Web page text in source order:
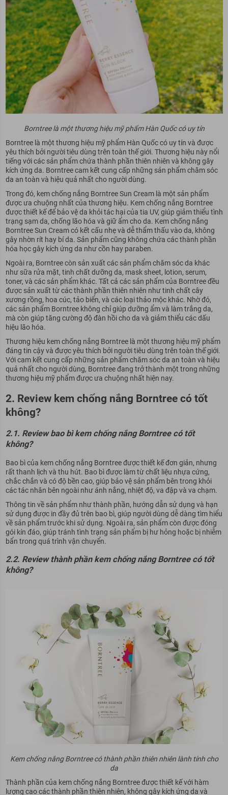
Borntree là một thương hiệu mỹ phẩm Hàn Quốc có uy tín
Borntree là một thương hiệu mỹ phẩm Hàn Quốc có uy tín và được
yêu thích bởi người tiêu dùng trên toàn thế giới. Thương hiệu này nổi
tiếng với các sản phẩm chứa thành phần thiên nhiên và không gây
kích ứng da. Borntree cam kết cung cấp những sản phẩm chăm sóc
da an toàn và hiệu quả nhất cho người dùng.
Trong đó, kem chống nắng Borntree Sun Cream là một sản phẩm
được ưa chuộng nhất của thương hiệu. Kem chống nắng Borntree
được thiết kế để bảo vệ da khỏi tác hại của tia UV, giúp giảm thiểu tình
trạng sạm da, chống lão hóa và giữ ẩm cho da. Kem chống nắng
Borntree Sun Cream có kết cấu nhẹ và dễ thẩm thấu vào da, không
gây nhờn rít hay bí da. Sản phẩm cũng không chứa các thành phần
hóa học gây kích ứng da như cồn hay paraben.
Ngoài ra, Borntree còn sản xuất các sản phẩm chăm sóc da khác
như sữa rửa mặt, tinh chất dưỡng da, mask sheet, lotion, serum,
toner, và các sản phẩm khác. Tất cả các sản phẩm của Borntree đều
được sản xuất từ các thành phần thiên nhiên như tinh chất cây
xương rồng, hoa cúc, tảo biển, và các loại thảo mộc khác. Nhờ đó,
các sản phẩm Borntree không chỉ giúp dưỡng ẩm và làm trắng da,
mà còn giúp tăng cường độ đàn hồi cho da và giảm thiểu các dấu
hiệu lão hóa.
Thương hiệu kem chống nắng Borntree là một thương hiệu mỹ phẩm
đáng tin cậy và được yêu thích bởi người tiêu dùng trên toàn thế giới.
Với cam kết cung cấp những sản phẩm chăm sóc da an toàn và hiệu
quả nhất cho người dùng, Borntree đang trở thành một trong những
thương hiệu mỹ phẩm được ưa chuộng nhất hiện nay.
2. Review kem chống nắng Borntree có tốt
không?
2.1. Review bao bì kem chống nắng Borntree có tốt
không?
Bao bì của kem chống nắng Borntree được thiết kế đơn giản, nhưng
rất thanh lịch và thu hút. Bao bì được làm từ chất liệu nhựa cứng,
chắc chắn và có độ bền cao, giúp bảo vệ sản phẩm bên trong khỏi
các tác nhân bên ngoài như ánh nắng, nhiệt độ, va đập và va chạm.
Thông tin về sản phẩm như thành phần, hướng dẫn sử dụng và hạn
sử dụng được in đầy đủ trên bao bì, giúp người dùng dễ dàng tìm hiểu
về sản phẩm trước khi sử dụng. Ngoài ra, sản phẩm còn được đóng
gói kín đáo, giúp tránh tình trạng sản phẩm bị hư hỏng hoặc bị nhiễm
bẩn trong quá trình vận chuyển.
2.2. Review thành phần kem chống nắng Borntree có tốt
không?
Kem chống nắng Borntree có thành phần thiên nhiên lành tính cho
da
Thành phần của kem chống nắng Borntree được thiết kế với hàm
lượng cao các thành phần thiên nhiên, không gây kích ứng da và